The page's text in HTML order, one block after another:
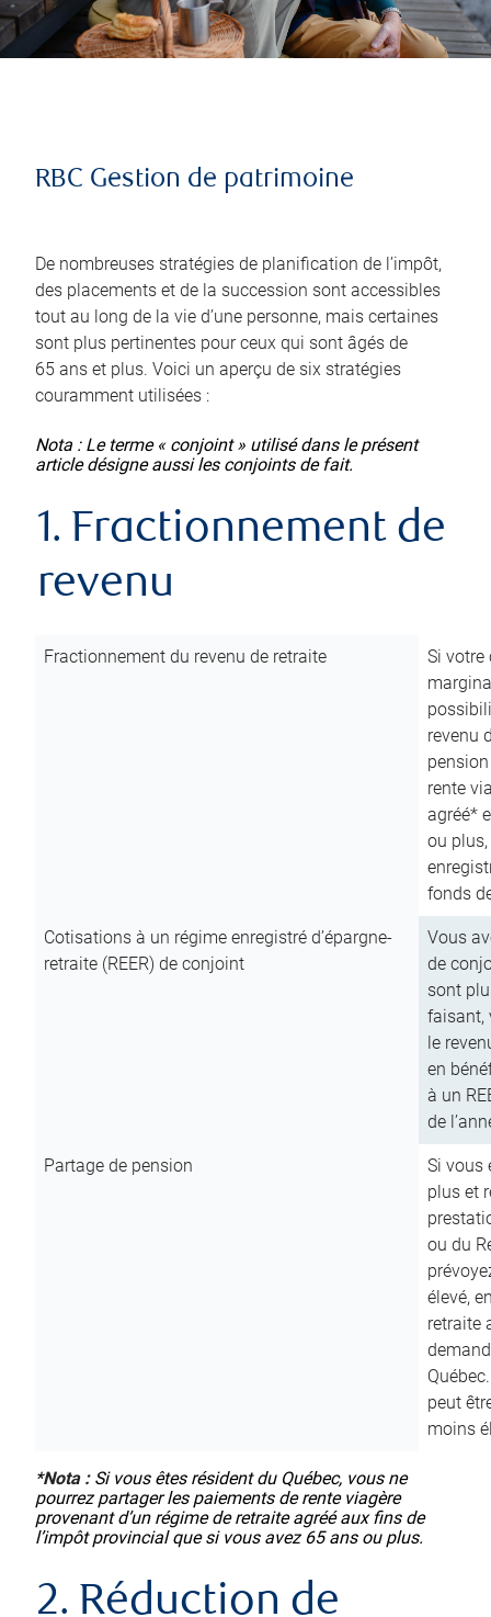
RBC Gestion de patrimoine
De nombreuses stratégies de planification de l’impôt,
des placements et de la succession sont accessibles
tout au long de la vie d’une personne, mais certaines
sont plus pertinentes pour ceux qui sont âgés de
65 ans et plus. Voici un aperçu de six stratégies
couramment utilisées :
Nota : Le terme « conjoint » utilisé dans le présent
article désigne aussi les conjoints de fait.
1. Fractionnement de
revenu
Fractionnement du revenu de retraite
Si votre
revenu
rente
agréé*
ou
fonds
Cotisations à un régime enregistré d’épargne-
retraite (REER) de conjoint
Vous
de
sont
faisant,
le
en
à un
de
Partage de pension
Si vous
plus et
ou du
élevé,
retraite
peut
moins
*Nota :Si vous êtes résident du Québec, vous ne
pourrez partager les paiements de rente viagère
provenant d’un régime de retraite agréé aux fins de
l’impôt provincial que si vous avez 65 ans ou plus.
2. Réduction de